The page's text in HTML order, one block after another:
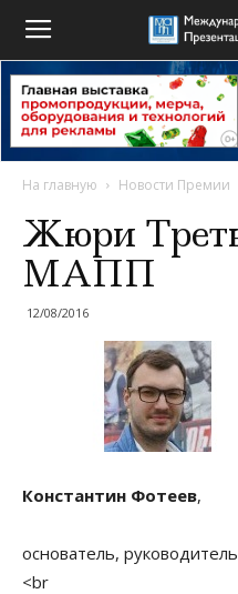
На главную Новости Премии
Жюри
МАПП
12/08/2016
Константин Фотеев,
основатель,
<br